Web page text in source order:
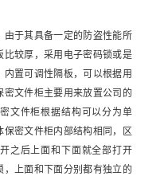
于其具备一定的防盗性能所
比较厚，采用电子密码锁或是
置可调性隔板，可以根据用
文件柜主要用来放置公司的
文件柜根据结构可以分为单
密文件柜内部结构相同，区
之后上面和下面就全部打开
，上面和下面分别都有独立的